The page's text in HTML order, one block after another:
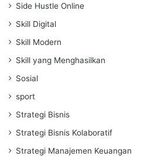
Side Hustle Online
Skill Digital
Skill Modern
Skill yang Menghasilkan
Sosial
sport
Strategi Bisnis
Strategi Bisnis Kolaboratif
Strategi Manajemen Keuangan